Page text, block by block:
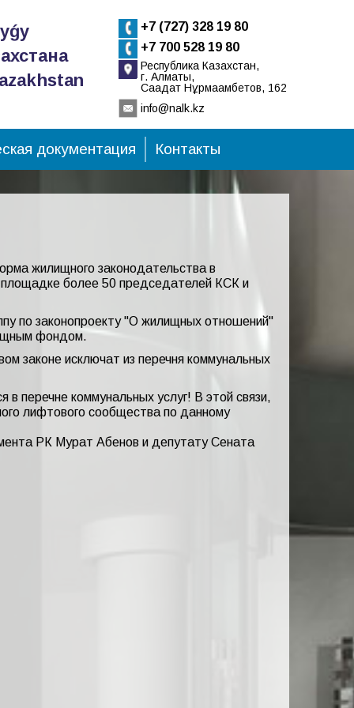
+7 (727) 328 19 80
+7 700 528 19 80
Республика Казахстан,
г. Алматы,
Сағадат Нұрмағамбетов, 162
info@nalk.kz
документация Контакты
жилищного законодательства в
площадке более 50 председателей КСК и
по законопроекту "О жилищных отношений"
фондом.
законе исключат из перечня коммунальных
перечне коммунальных услуг! В этой связи,
лифтового сообщества по данному
РК Мурат Абенов и депутату Сената